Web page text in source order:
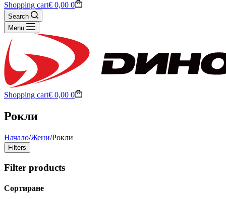
Shopping cart€ 0,00 0
Search
Menu
Shopping cart€ 0,00 0
Рокли
Начало/Жени/Рокли
Filters
Filter products
Сортиране